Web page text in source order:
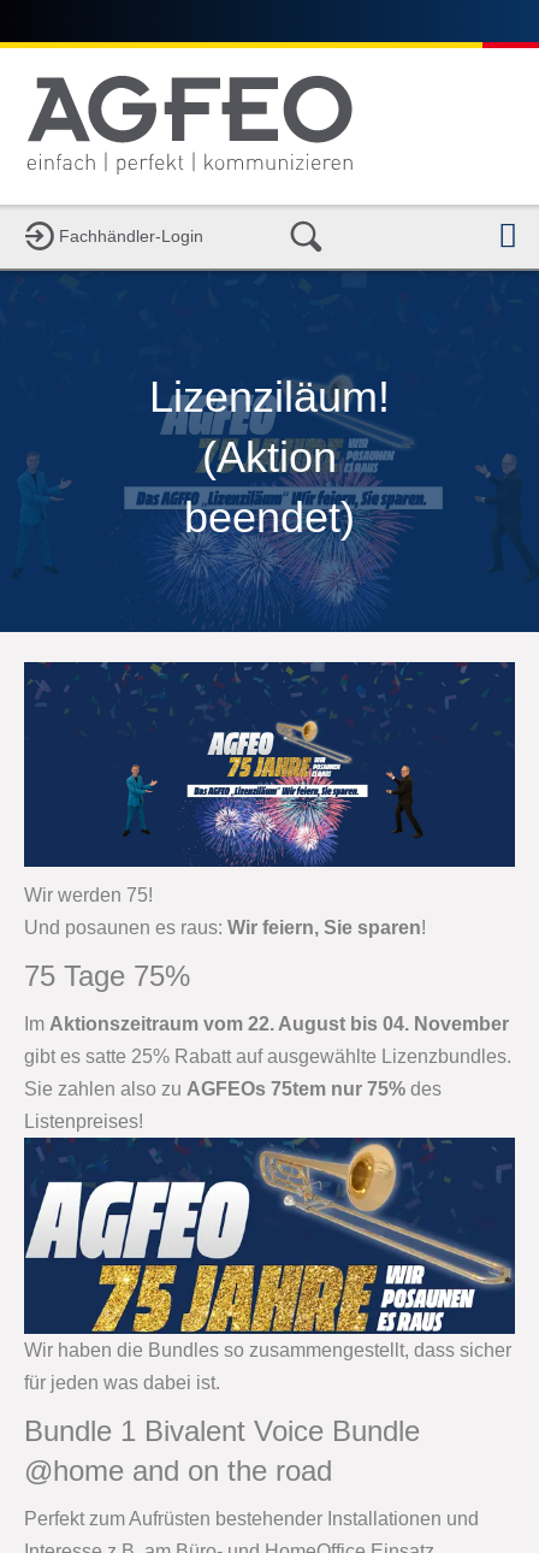
Fachhändler-Login
Lizenziläum!
(Aktion
beendet)
Wir werden 75!
Und posaunen es raus: Wir feiern, Sie sparen!
75 Tage 75%
Im Aktionszeitraum vom 22. August bis 04. November
gibt es satte 25% Rabatt auf ausgewählte Lizenzbundles.
Sie zahlen also zu AGFEOs 75tem nur 75% des
Listenpreises!
Wir haben die Bundles so zusammengestellt, dass sicher
für jeden was dabei ist.
Bundle 1 Bivalent Voice Bundle
@home and on the road
Perfekt zum Aufrüsten bestehender Installationen und